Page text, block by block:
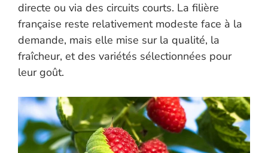
directe ou via des circuits courts. La filière
française reste relativement modeste face à la
demande, mais elle mise sur la qualité, la
fraîcheur, et des variétés sélectionnées pour
leur goût.